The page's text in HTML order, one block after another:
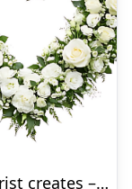
The florist creates – Funeral heart